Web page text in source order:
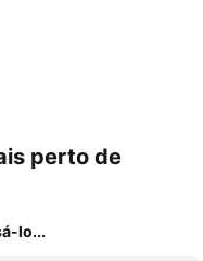
perto de
lo...